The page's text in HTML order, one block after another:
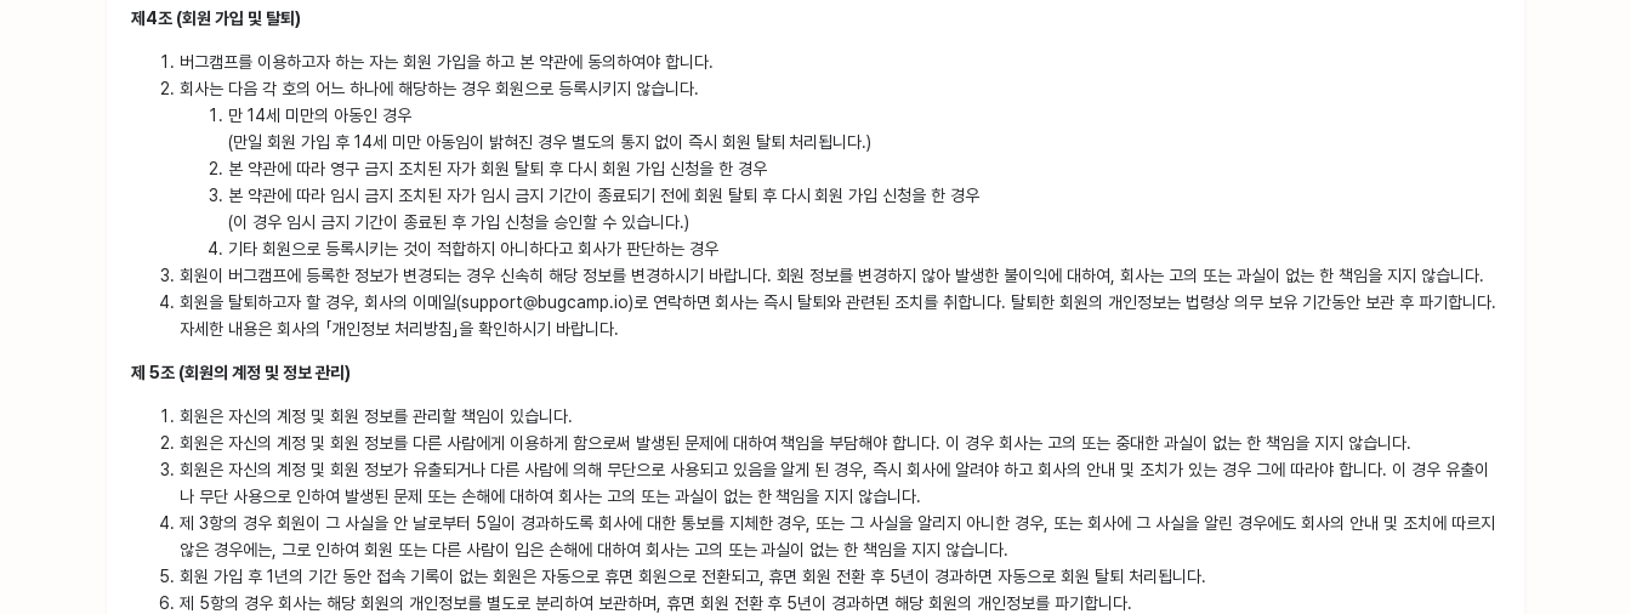
제4조 (회원 가입 및 탈퇴)
버그캠프를 이용하고자 하는 자는 회원 가입을 하고 본 약관에 동의하여야 합니다.
회사는 다음 각 호의 어느 하나에 해당하는 경우 회원으로 등록시키지 않습니다.
만 14세 미만의 아동인 경우
(만일 회원 가입 후 14세 미만 아동임이 밝혀진 경우 별도의 통지 없이 즉시 회원 탈퇴 처리됩니다.)
본 약관에 따라 영구 금지 조치된 자가 회원 탈퇴 후 다시 회원 가입 신청을 한 경우
본 약관에 따라 임시 금지 조치된 자가 임시 금지 기간이 종료되기 전에 회원 탈퇴 후 다시 회원 가입 신청을 한 경우
(이 경우 임시 금지 기간이 종료된 후 가입 신청을 승인할 수 있습니다.)
기타 회원으로 등록시키는 것이 적합하지 아니하다고 회사가 판단하는 경우
회원이 버그캠프에 등록한 정보가 변경되는 경우 신속히 해당 정보를 변경하시기 바랍니다. 회원 정보를 변경하지 않아 발생한 불이익에 대하여, 회사는 고의 또는 과실이 없는 한 책임을 지지 않습니다.
회원을 탈퇴하고자 할 경우, 회사의 이메일(support@bugcamp.io)로 연락하면 회사는 즉시 탈퇴와 관련된 조치를 취합니다. 탈퇴한 회원의 개인정보는 법령상 의무 보유 기간동안 보관 후 파기합니다.
자세한 내용은 회사의 「개인정보 처리방침」을 확인하시기 바랍니다.
제 5조 (회원의 계정 및 정보 관리)
회원은 자신의 계정 및 회원 정보를 관리할 책임이 있습니다.
회원은 자신의 계정 및 회원 정보를 다른 사람에게 이용하게 함으로써 발생된 문제에 대하여 책임을 부담해야 합니다. 이 경우 회사는 고의 또는 중대한 과실이 없는 한 책임을 지지 않습니다.
회원은 자신의 계정 및 회원 정보가 유출되거나 다른 사람에 의해 무단으로 사용되고 있음을 알게 된 경우, 즉시 회사에 알려야 하고 회사의 안내 및 조치가 있는 경우 그에 따라야 합니다. 이 경우 유출이
나 무단 사용으로 인하여 발생된 문제 또는 손해에 대하여 회사는 고의 또는 과실이 없는 한 책임을 지지 않습니다.
제 3항의 경우 회원이 그 사실을 안 날로부터 5일이 경과하도록 회사에 대한 통보를 지체한 경우, 또는 그 사실을 알리지 아니한 경우, 또는 회사에 그 사실을 알린 경우에도 회사의 안내 및 조치에 따르지
않은 경우에는, 그로 인하여 회원 또는 다른 사람이 입은 손해에 대하여 회사는 고의 또는 과실이 없는 한 책임을 지지 않습니다.
회원 가입 후 1년의 기간 동안 접속 기록이 없는 회원은 자동으로 휴면 회원으로 전환되고, 휴면 회원 전환 후 5년이 경과하면 자동으로 회원 탈퇴 처리됩니다.
제 5항의 경우 회사는 해당 회원의 개인정보를 별도로 분리하여 보관하며, 휴면 회원 전환 후 5년이 경과하면 해당 회원의 개인정보를 파기합니다.